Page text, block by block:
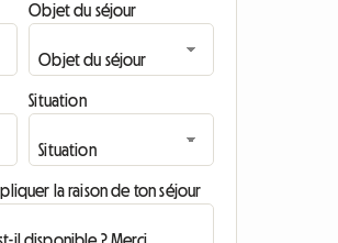
Objet du séjour
Situation
la raison de ton séjour